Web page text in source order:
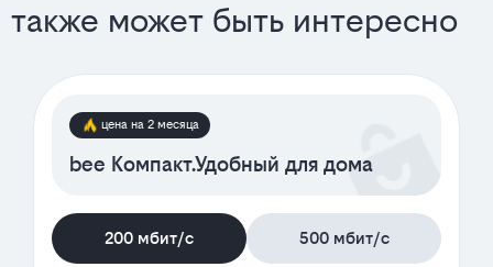
также может быть интересно
цена на 2 месяца
bee Компакт.Удобный для дома
200 мбит/с 500 мбит/с